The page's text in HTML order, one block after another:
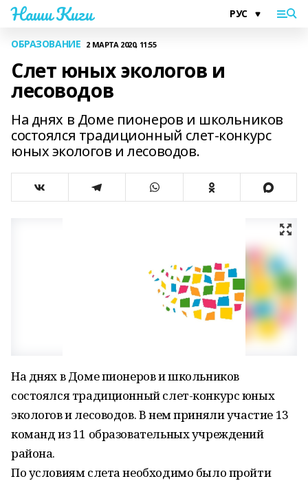
Наши Киги
ОБРАЗОВАНИЕ 2 МАРТА 2020, 11:55
Слет юных экологов и
лесоводов
На днях в Доме пионеров и школьников
состоялся традиционный слет-конкурс
юных экологов и лесоводов.
На днях в Доме пионеров и школьников
состоялся традиционный слет-конкурс юных
экологов и лесоводов. В нем приняли участие 13
команд из 11 образовательных учреждений
района.
По условиям слета необходимо было пройти